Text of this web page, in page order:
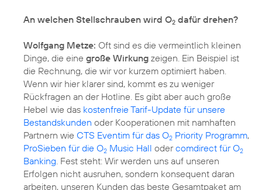
An welchen Stellschrauben wird O2 dafür drehen?
Wolfgang Metze: Oft sind es die vermeintlich kleinen
Dinge, die eine große Wirkung zeigen. Ein Beispiel ist
die Rechnung, die wir vor kurzem optimiert haben.
Wenn wir hier klarer sind, kommt es zu weniger
Rückfragen an der Hotline. Es gibt aber auch große
Hebel wie das kostenfreie Tarif-Update für unsere
Bestandskunden oder Kooperationen mit namhaften
Partnern wie CTS Eventim für das O2 Priority Programm,
ProSieben für die O2 Music Hall odercomdirect für O2
Banking . Fest steht: Wir werden uns auf unseren
Erfolgen nicht ausruhen, sondern konsequent daran
arbeiten, unseren Kunden das beste Gesamtpaket am